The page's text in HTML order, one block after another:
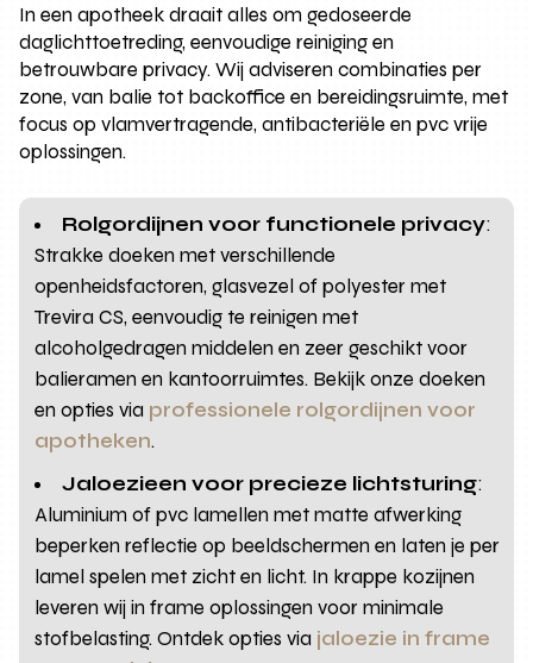
In een apotheek draait alles om gedoseerde
daglichttoetreding, eenvoudige reiniging en
betrouwbare privacy. Wij adviseren combinaties per
zone, van balie tot backoffice en bereidingsruimte, met
focus op vlamvertragende, antibacteriële en pvc vrije
oplossingen.
Rolgordijnen voor functionele privacy:
Strakke doeken met verschillende
openheidsfactoren, glasvezel of polyester met
Trevira CS, eenvoudig te reinigen met
alcoholgedragen middelen en zeer geschikt voor
balieramen en kantoorruimtes. Bekijk onze doeken
en opties via professionele rolgordijnen voor
apotheken.
Jaloezieen voor precieze lichtsturing:
Aluminium of pvc lamellen met matte afwerking
beperken reflectie op beeldschermen en laten je per
lamel spelen met zicht en licht. In krappe kozijnen
leveren wij in frame oplossingen voor minimale
stofbelasting. Ontdek opties via jaloezie in frame